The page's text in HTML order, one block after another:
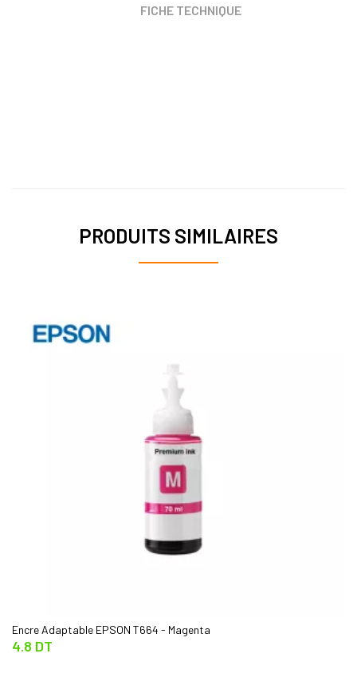
FICHE TECHNIQUE
PRODUITS SIMILAIRES
Encre Adaptable EPSON T664 - Magenta
4.8 DT